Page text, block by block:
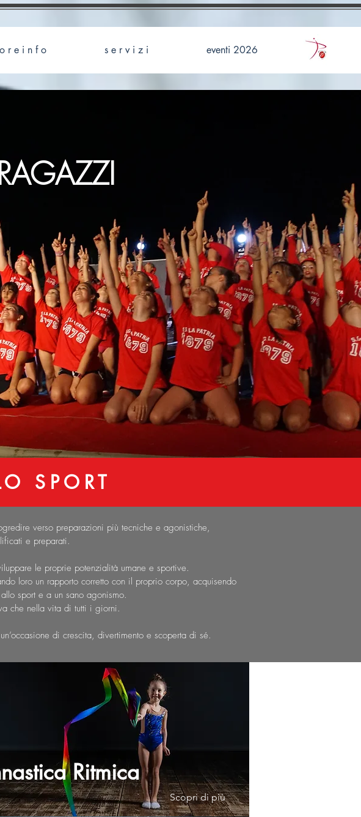
r e i n f o s e r v i z i eventi 2026
SPORT
verso preparazioni più tecniche e agonistiche,
e preparati.
le proprie potenzialità umane e sportive.
loro un rapporto corretto con il proprio corpo, acquisendo
sport e a un sano agonismo.
che nella vita di tutti i giorni.
di crescita, divertimento e scoperta di sé.
Ritmica
Scopri di più